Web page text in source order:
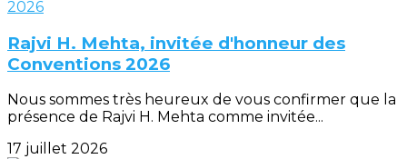
Rajvi H. Mehta, invitée d'honneur des
Conventions 2026
Nous sommes très heureux de vous confirmer que la
présence de Rajvi H. Mehta comme invitée...
17 juillet 2026